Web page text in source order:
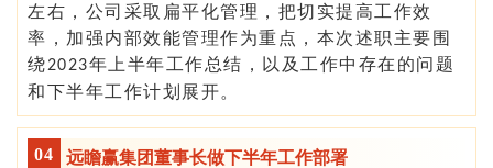
左右，公司采取扁平化管理，把切实提高工作效
率，加强内部效能管理作为重点，本次述职主要围
绕2023年上半年工作总结，以及工作中存在的问题
和下半年工作计划展开。
04 远瞻赢集团董事长做下半年工作部署